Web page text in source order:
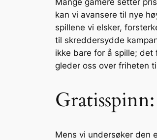
Mange gamere setter
kan vi avansere til nye
spillene vi elsker,
til skreddersydde
ikke bare for å spille; det
gleder oss over friheten
Mens vi undersøker den